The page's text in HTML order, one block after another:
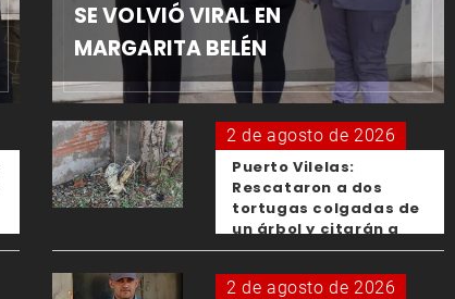
SE VOLVIÓ VIRAL EN
MARGARITA BELÉN
2 de agosto de 2026
Puerto Vilelas:
Rescataron a dos
tortugas colgadas de
un árbol y citarán a
los padres de los
menores responsables
2 de agosto de 2026